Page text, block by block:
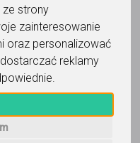
ze strony
zainteresowanie
oraz personalizować
reklamy